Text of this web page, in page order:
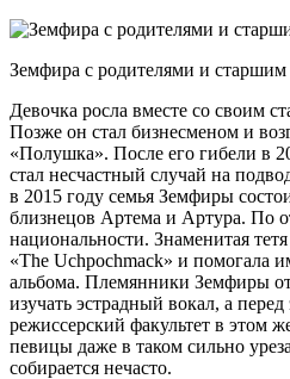
Земфира с родителями и старшим
Девочка росла вместе со своим
Позже он стал бизнесменом и
«Полушка». После его гибели в
стал несчастный случай на
в 2015 году семья Земфиры
близнецов Артема и Артура. По
национальности. Знаменитая
«The Uchpochmack» и помогала
альбома. Племянники Земфиры
изучать эстрадный вокал, а
режиссерский факультет в этом
певицы даже в таком сильно
собирается нечасто.